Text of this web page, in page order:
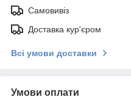
Самовивіз
Доставка кур'єром
Всі умови доставки
Умови оплати